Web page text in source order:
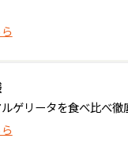
ゲリータを食べ比べ徹